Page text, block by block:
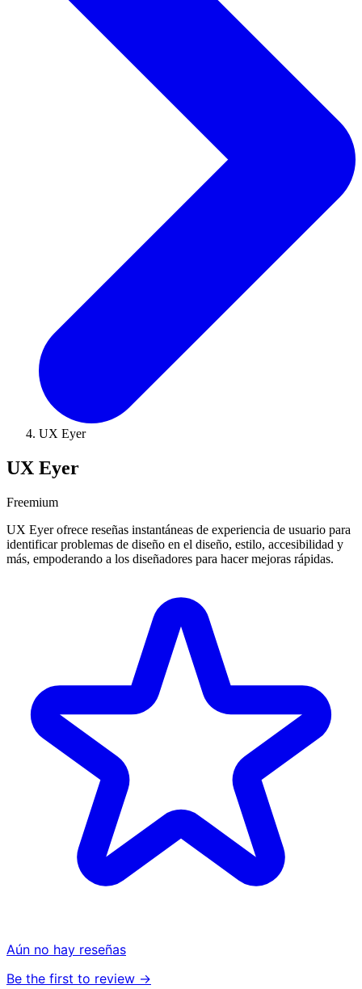
UX Eyer
UX Eyer
Freemium
UX Eyer ofrece reseñas instantáneas de experiencia de usuario para
identificar problemas de diseño en el diseño, estilo, accesibilidad y
más, empoderando a los diseñadores para hacer mejoras rápidas.
Aún no hay reseñas
Be the first to review →